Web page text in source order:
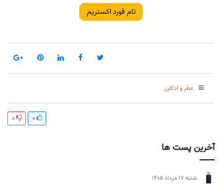
آخرین پست ها
شنبه 17 مرداد 1405
تام فورد اکستریم
عطر و ادکلن